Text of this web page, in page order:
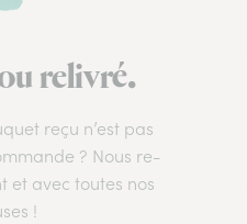
relivré.
reçu n’est pas
? Nous re-
et avec toutes nos
!